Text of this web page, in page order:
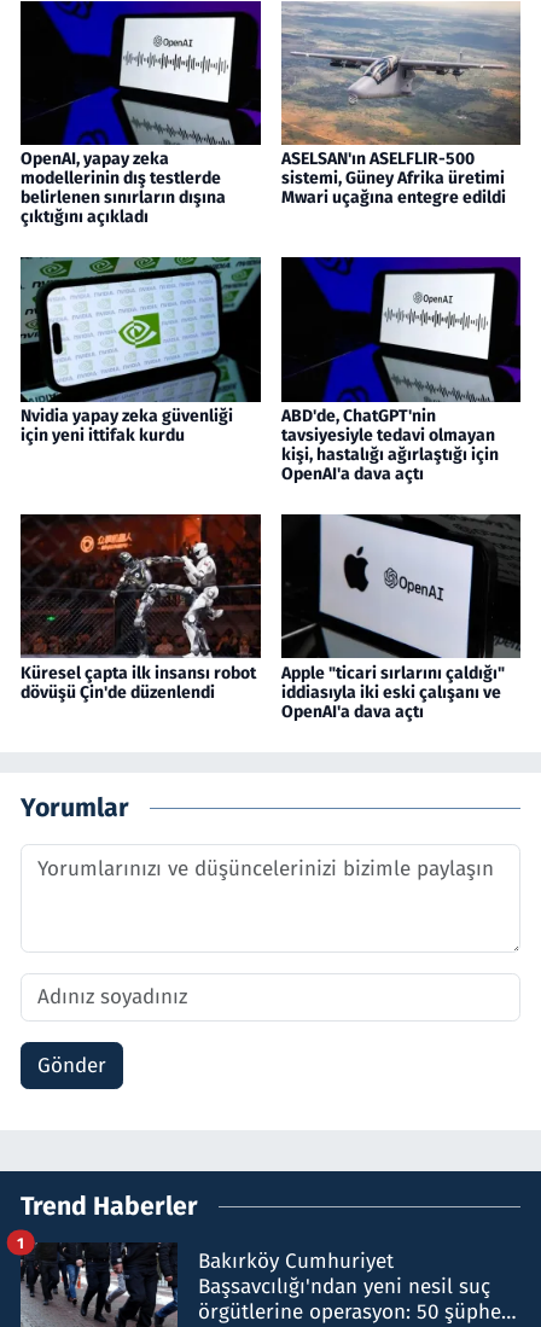
OpenAI, yapay zeka
modellerinin dış testlerde
belirlenen sınırların dışına
çıktığını açıkladı
ASELSAN'ın ASELFLIR-500
sistemi, Güney Afrika üretimi
Mwari uçağına entegre edildi
Nvidia yapay zeka güvenliği
için yeni ittifak kurdu
ABD'de, ChatGPT'nin
tavsiyesiyle tedavi olmayan
kişi, hastalığı ağırlaştığı için
OpenAI'a dava açtı
Küresel çapta ilk insansı robot
dövüşü Çin'de düzenlendi
Apple "ticari sırlarını çaldığı"
iddiasıyla iki eski çalışanı ve
OpenAI'a dava açtı
Yorumlar
Gönder
Trend Haberler
Bakırköy Cumhuriyet
Başsavcılığı'ndan yeni nesil suç
örgütlerine operasyon: 50 şüpheli
1